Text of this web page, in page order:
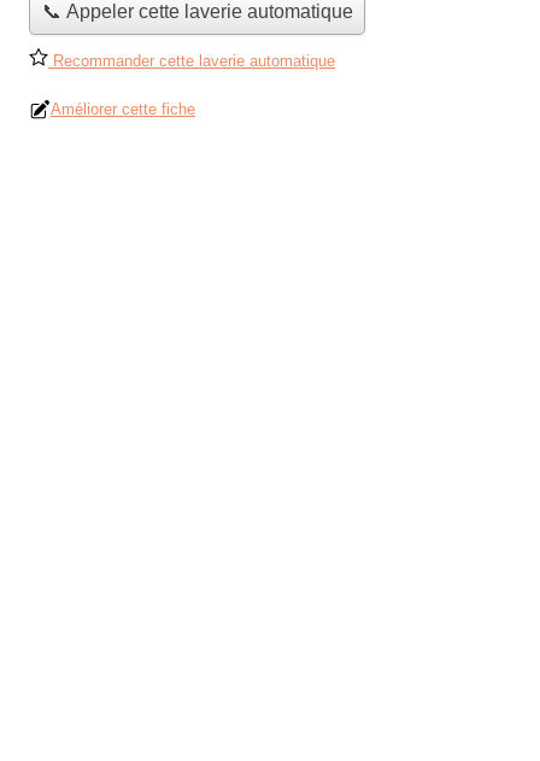
📞 Appeler cette laverie automatique
Recommander cette laverie automatique
Améliorer cette fiche